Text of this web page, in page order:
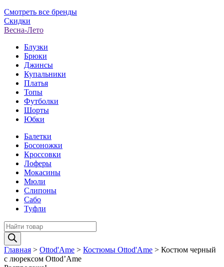
Смотреть все бренды
Скидки
Весна-Лето
Блузки
Брюки
Джинсы
Купальники
Платья
Топы
Футболки
Шорты
Юбки
Балетки
Босоножки
Кроссовки
Лоферы
Мокасины
Мюли
Слипоны
Сабо
Туфли
Поиск
товаров
Главная > Ottod'Ame > Костюмы Ottod'Ame > Костюм черный
с люрексом Ottod’Ame